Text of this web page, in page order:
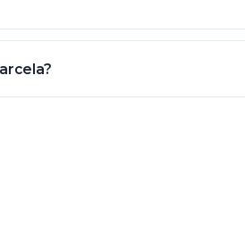
direto, aprovação não depende
averbação do convênio).